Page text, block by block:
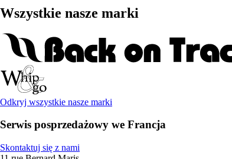
Wszystkie nasze marki
Odkryj wszystkie nasze marki
Serwis posprzedażowy we Francja
Skontaktuj się z nami